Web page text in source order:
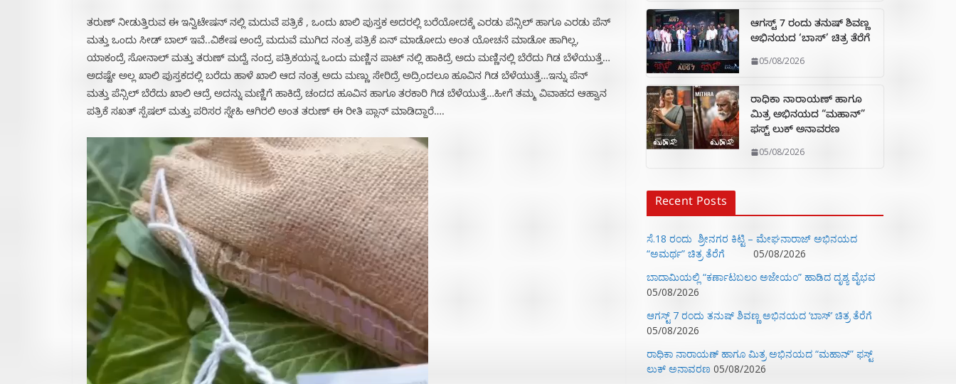
ತರುಣ್ ನೀಡುತ್ತಿರುವ ಈ ಇನ್ವಿಟೇಷನ್ ನಲ್ಲಿ ಮದುವೆ ಪತ್ರಿಕೆ , ಒಂದು ಖಾಲಿ ಪುಸ್ತಕ ಅದರಲ್ಲಿ ಬರೆಯೋದಕ್ಕೆ ಎರಡು ಪೆನ್ಸಿಲ್ ಹಾಗೂ ಎರಡು ಪೆನ್
ಮತ್ತು ಒಂದು ಸೀಡ್ ಬಾಲ್ ಇವೆ..ವಿಶೇಷ ಅಂದ್ರೆ ಮದುವೆ ಮುಗಿದ ನಂತ್ರ ಪತ್ರಿಕೆ ಏನ್ ಮಾಡೋದು ಅಂತ ಯೋಚನೆ ಮಾಡೋ ಹಾಗಿಲ್ಲ,
ಯಾಕಂದ್ರೆ ಸೋನಾಲ್ ಮತ್ತು ತರುಣ್ ಮದ್ವೆ ನಂದ್ರ ಪತ್ರಿಕಯನ್ನ ಒಂದು ಮಣ್ಣಿನ ಪಾಟ್ ನಲ್ಲಿ ಹಾಕಿದ್ರೆ ಅದು ಮಣ್ಣಿನಲ್ಲಿ ಬೆರೆದು ಗಿಡ ಬೆಳೆಯುತ್ತೆ…
ಅದಷ್ಟೇ ಅಲ್ಲ ಖಾಲಿ ಪುಸ್ತಕದಲ್ಲಿ ಬರೆದು ಹಾಳೆ ಖಾಲಿ ಆದ ನಂತ್ರ ಅದು ಮಣ್ಣು ಸೇರಿದ್ರೆ ಅದ್ರಿಂದಲೂ ಹೂವಿನ ಗಿಡ ಬೆಳೆಯುತ್ತೆ…ಇನ್ನು ಪೆನ್
ಮತ್ತು ಪೆನ್ಸಿಲ್ ಬೆರೆದು ಖಾಲಿ ಆದ್ರೆ ಅದನ್ನು ಮಣ್ಣಿಗೆ ಹಾಕಿದ್ರೆ ಚಂದದ ಹೂವಿನ ಹಾಗೂ ತರಕಾರಿ ಗಿಡ ಬೆಳೆಯುತ್ತೆ…ಹೀಗೆ ತಮ್ಮ ವಿವಾಹದ ಆಹ್ವಾನ
ಪತ್ರಿಕೆ ಸಖತ್ ಸ್ಪೆಷಲ್ ಮತ್ತು ಪರಿಸರ ಸ್ನೇಹಿ ಆಗಿರಲಿ ಅಂತ ತರುಣ್ ಈ ರೀತಿ ಪ್ಲಾನ್ ಮಾಡಿದ್ದಾರೆ….
Video
Player
ಆಗಸ್ಟ್ 7 ರಂದು ತನುಷ್ ಶಿವಣ್ಣ
ಅಭಿನಯದ ‘ಬಾಸ್’ ಚಿತ್ರ ತೆರೆಗೆ
05/08/2026
ರಾಧಿಕಾ ನಾರಾಯಣ್ ಹಾಗೂ
ಮಿತ್ರ ಅಭಿನಯದ “ಮಹಾನ್”
ಫಸ್ಟ್ ಲುಕ್ ಅನಾವರಣ
05/08/2026
Recent Posts
ಸೆ.18 ರಂದು ಶ್ರೀನಗರ ಕಿಟ್ಟಿ – ಮೇಘನಾರಾಜ್ ಅಭಿನಯದ
“ಅಮರ್ಥ” ಚಿತ್ರ ತೆರೆಗೆ
05/08/2026
ಬಾದಾಮಿಯಲ್ಲಿ “ಕರ್ಣಾಟಬಲಂ ಅಜೇಯಂ” ಹಾಡಿದ ದೃಶ್ಯ ವೈಭವ
05/08/2026
ಆಗಸ್ಟ್ 7 ರಂದು ತನುಷ್ ಶಿವಣ್ಣ ಅಭಿನಯದ ‘ಬಾಸ್’ ಚಿತ್ರ ತೆರೆಗೆ
05/08/2026
ರಾಧಿಕಾ ನಾರಾಯಣ್ ಹಾಗೂ ಮಿತ್ರ ಅಭಿನಯದ “ಮಹಾನ್” ಫಸ್ಟ್
ಲುಕ್ ಅನಾವರಣ 05/08/2026